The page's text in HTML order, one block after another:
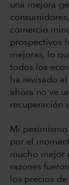
una mejora
comercio
prospectivos
mejoras, lo
todos los
ha revisado
ahora no ve
recuperación
Mi
por el
mucho mejor
razones
los precios